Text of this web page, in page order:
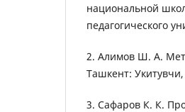
национальной
педагогического
2. Алимов Ш. А.
Ташкент: Укитувчи,
3. Сафаров К. К.